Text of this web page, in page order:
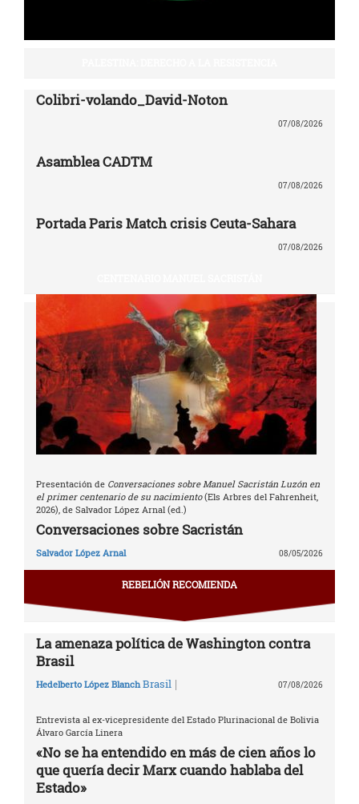
Colibri-volando_David-Noton
07/08/2026
Asamblea CADTM
07/08/2026
Portada Paris Match crisis Ceuta-Sahara
07/08/2026
Presentación de Conversaciones sobre Manuel Sacristán Luzón en
el primer centenario de su nacimiento(Els Arbres del Fahrenheit,
2026), de Salvador López Arnal (ed.)
Conversaciones sobre Sacristán
Salvador López Arnal 08/05/2026
REBELIÓN RECOMIENDA
La amenaza política de Washington contra
Brasil
Hedelberto López Blanch Brasil | 07/08/2026
Entrevista al ex-vicepresidente del Estado Plurinacional de Bolivia
Álvaro García Linera
«No se ha entendido en más de cien años lo
que quería decir Marx cuando hablaba del
Estado»